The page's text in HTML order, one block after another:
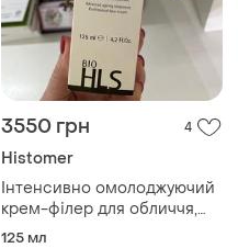
3550 грн 4
Histomer
Інтенсивно омолоджуючий
крем-філер для обличчя,
histomer bio hls supreme
125 мл